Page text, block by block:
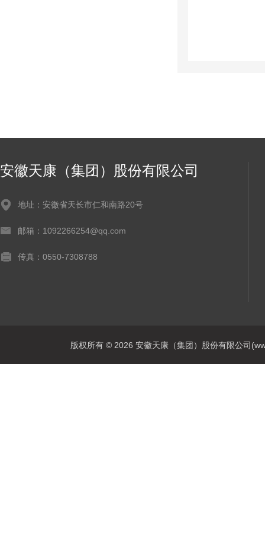
安徽天康（集团）股份有限公司
地址：安徽省天长市仁和南路20号
邮箱：1092266254@qq.com
传真：0550-7308788
版权所有 © 2026 安徽天康（集团）股份有限公司